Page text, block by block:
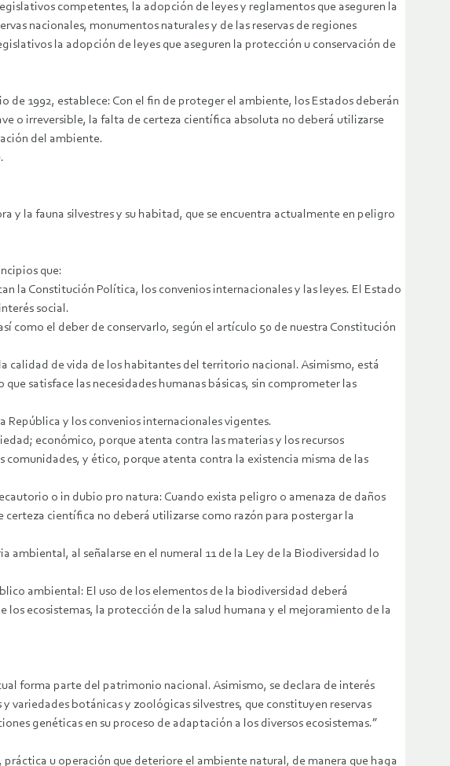
competentes, la adopción de leyes y reglamentos que aseguren la
nacionales, monumentos naturales y de las reservas de regiones
la adopción de leyes que aseguren la protección u conservación de
de 1992, establece: Con el fin de proteger el ambiente, los Estados deberán
o irreversible, la falta de certeza científica absoluta no deberá utilizarse
del ambiente.
la fauna silvestres y su habitad, que se encuentra actualmente en peligro
que:
la Constitución Política, los convenios internacionales y las leyes. El Estado
social.
como el deber de conservarlo, según el artículo 50 de nuestra Constitución
calidad de vida de los habitantes del territorio nacional. Asimismo, está
satisface las necesidades humanas básicas, sin comprometer las
República y los convenios internacionales vigentes.
económico, porque atenta contra las materias y los recursos
y ético, porque atenta contra la existencia misma de las
o in dubio pro natura: Cuando exista peligro o amenaza de daños
científica no deberá utilizarse como razón para postergar la
al señalarse en el numeral 11 de la Ley de la Biodiversidad lo
ambiental: El uso de los elementos de la biodiversidad deberá
ecosistemas, la protección de la salud humana y el mejoramiento de la
forma parte del patrimonio nacional. Asimismo, se declara de interés
variedades botánicas y zoológicas silvestres, que constituyen reservas
genéticas en su proceso de adaptación a los diversos ecosistemas.”
u operación que deteriore el ambiente natural, de manera que haga